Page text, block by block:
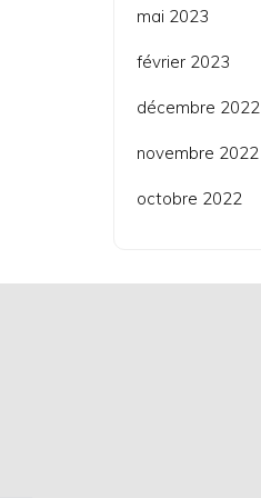
mai 2023
février 2023
décembre 2022
novembre 2022
octobre 2022